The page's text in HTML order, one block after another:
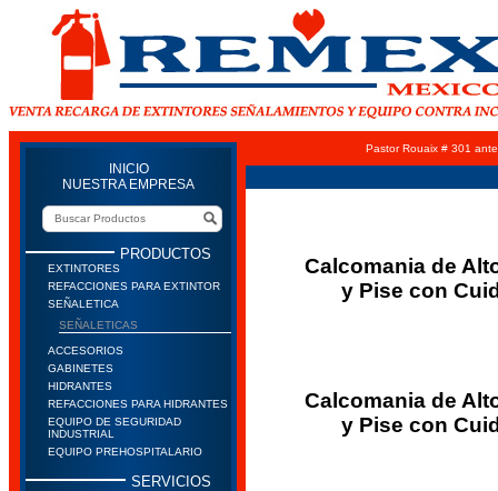
INICIO
NUESTRA EMPRESA
PRODUCTOS
EXTINTORES
REFACCIONES PARA EXTINTOR
SEÑALETICA
SEÑALETICAS
ACCESORIOS
GABINETES
HIDRANTES
REFACCIONES PARA HIDRANTES
EQUIPO DE SEGURIDAD
INDUSTRIAL
EQUIPO PREHOSPITALARIO
SERVICIOS
Pastor Rouaix # 301
Calcomania de
y Pise con
Calcomania de
y Pise con